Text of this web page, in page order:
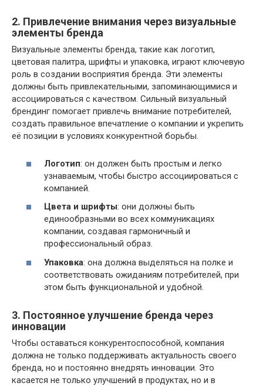
2. Привлечение внимания через визуальные
элементы бренда
Визуальные элементы бренда, такие как логотип,
цветовая палитра, шрифты и упаковка, играют ключевую
роль в создании восприятия бренда. Эти элементы
должны быть привлекательными, запоминающимися и
ассоциироваться с качеством. Сильный визуальный
брендинг помогает привлечь внимание потребителей,
создать правильное впечатление о компании и укрепить
её позиции в условиях конкурентной борьбы.
Логотип: он должен быть простым и легко
узнаваемым, чтобы быстро ассоциироваться с
компанией.
Цвета и шрифты: они должны быть
единообразными во всех коммуникациях
компании, создавая гармоничный и
профессиональный образ.
Упаковка: она должна выделяться на полке и
соответствовать ожиданиям потребителей, при
этом быть функциональной и удобной.
3. Постоянное улучшение бренда через
инновации
Чтобы оставаться конкурентоспособной, компания
должна не только поддерживать актуальность своего
бренда, но и постоянно внедрять инновации. Это
касается не только улучшений в продуктах, но и в